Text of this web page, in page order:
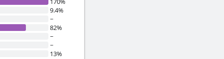
9.4%
~
82%
~
~
13%